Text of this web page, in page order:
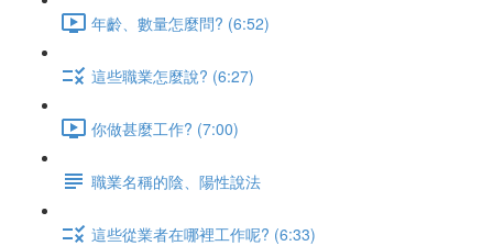
年齡、數量怎麼問? (6:52)
這些職業怎麼說? (6:27)
你做甚麼工作? (7:00)
職業名稱的陰、陽性說法
這些從業者在哪裡工作呢? (6:33)